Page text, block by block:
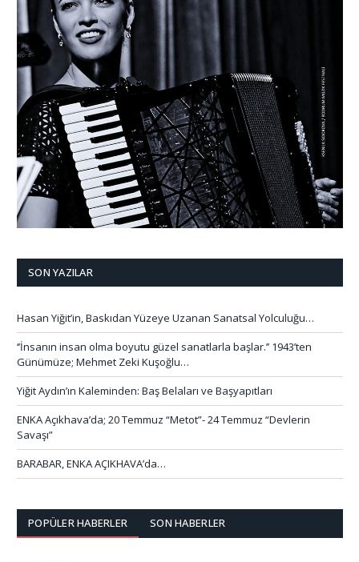
SON YAZILAR
Hasan Yiğit’in, Baskıdan Yüzeye Uzanan Sanatsal Yolculuğu…
‘’İnsanın insan olma boyutu güzel sanatlarla başlar.’’ 1943’ten
Günümüze; Mehmet Zeki Kuşoğlu…
Yiğit Aydın’ın Kaleminden: Baş Belaları ve Başyapıtları
ENKA Açıkhava’da; 20 Temmuz “Metot”- 24 Temmuz “Devlerin
Savaşı”
BARABAR, ENKA AÇIKHAVA’da…
POPÜLER HABERLER SON HABERLER